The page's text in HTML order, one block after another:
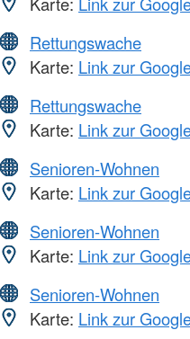
Rettungswache
Karte: Link zur
Rettungswache
Karte: Link zur
Senioren-Wohnen
Karte: Link zur
Senioren-Wohnen
Karte: Link zur
Senioren-Wohnen
Karte: Link zur